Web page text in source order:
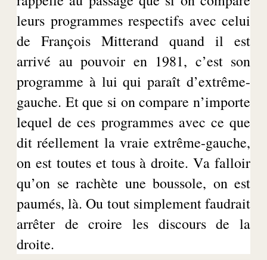
leurs programmes respectifs avec celui
de François Mitterand quand il est
arrivé au pouvoir en 1981, c’est son
programme à lui qui paraît d’extrême-
gauche. Et que si on compare n’importe
lequel de ces programmes avec ce que
dit réellement la vraie extrême-gauche,
on est toutes et tous à droite. Va falloir
qu’on se rachète une boussole, on est
paumés, là. Ou tout simplement faudrait
arrêter de croire les discours de la
droite.